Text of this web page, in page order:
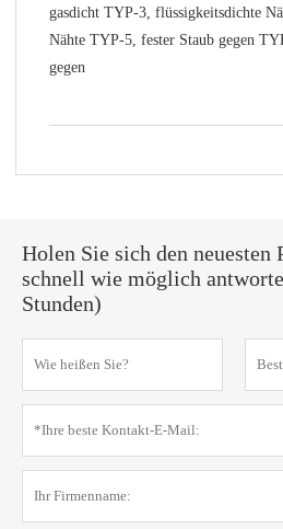
gasdicht TYP-3, flüssigkeitsdichte
Nähte TYP-5, fester Staub gegen
gegen
Holen Sie sich den neuesten
schnell wie möglich
Stunden)